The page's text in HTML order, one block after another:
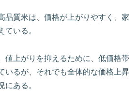
品質米は、価格が上がりやすく、家
ている。
値上がりを抑えるために、低価格帯
いるが、それでも全体的な価格上昇
にある。